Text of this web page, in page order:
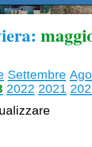
Settembre
2022 2021